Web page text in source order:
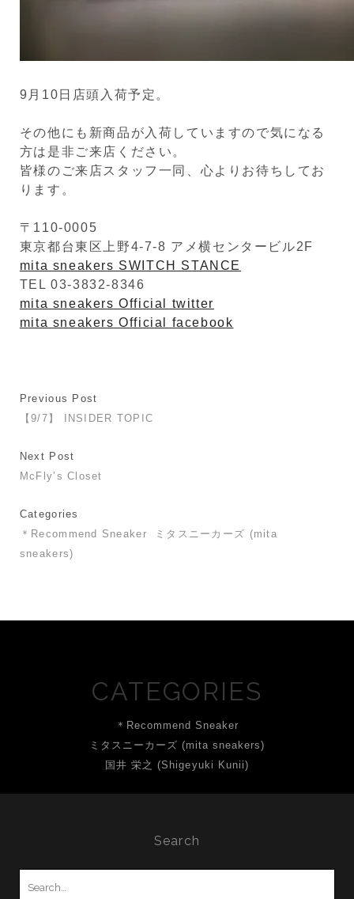
9月10日店頭入荷予定。
その他にも新商品が入荷していますので気になる
方は是非ご来店ください。
皆様のご来店スタッフ一同、心よりお待ちしてお
ります。
〒110-0005
東京都台東区上野4-7-8 アメ横センタービル2F
mita sneakers SWITCH STANCE
TEL 03-3832-8346
mita sneakers Official twitter
mita sneakers Official facebook
Previous Post
【9/7】 INSIDER TOPIC
Next Post
McFly’s Closet
Categories
＊Recommend Sneaker
ミタスニーカーズ (mita
sneakers)
CATEGORIES
＊Recommend Sneaker
ミタスニーカーズ (mita sneakers)
国井 栄之 (Shigeyuki Kunii)
Search